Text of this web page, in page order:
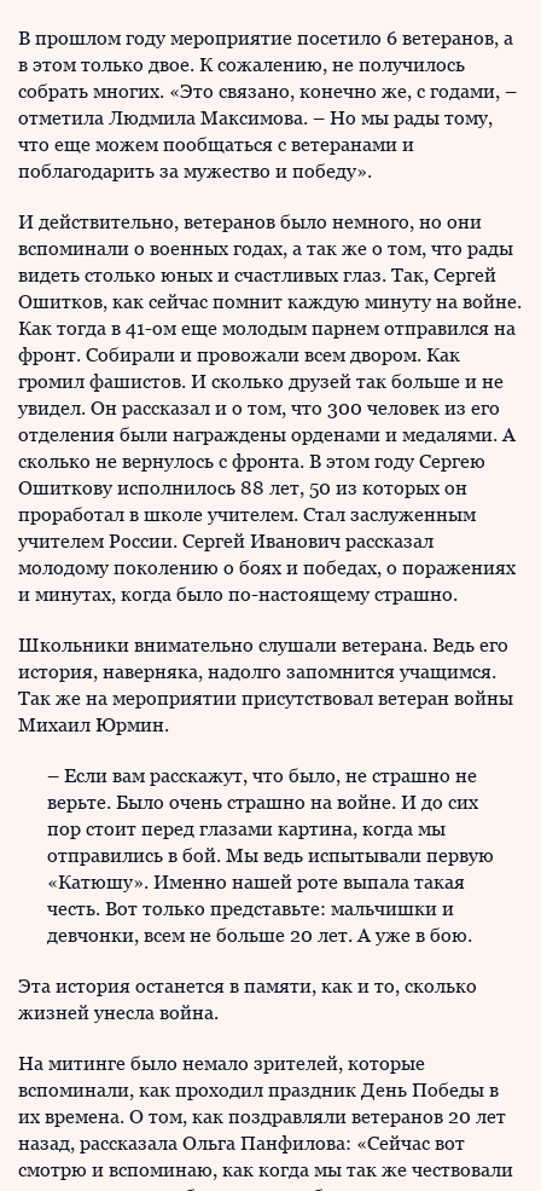
В прошлом году мероприятие посетило 6 ветеранов, а
в этом только двое. К сожалению, не получилось
собрать многих. «Это связано, конечно же, с годами, –
отметила Людмила Максимова. – Но мы рады тому,
что еще можем пообщаться с ветеранами и
поблагодарить за мужество и победу».
И действительно, ветеранов было немного, но они
вспоминали о военных годах, а так же о том, что рады
видеть столько юных и счастливых глаз. Так, Сергей
Ошитков, как сейчас помнит каждую минуту на войне.
Как тогда в 41-ом еще молодым парнем отправился на
фронт. Собирали и провожали всем двором. Как
громил фашистов. И сколько друзей так больше и не
увидел. Он рассказал и о том, что 300 человек из его
отделения были награждены орденами и медалями. А
сколько не вернулось с фронта. В этом году Сергею
Ошиткову исполнилось 88 лет, 50 из которых он
проработал в школе учителем. Стал заслуженным
учителем России. Сергей Иванович рассказал
молодому поколению о боях и победах, о поражениях
и минутах, когда было по-настоящему страшно.
Школьники внимательно слушали ветерана. Ведь его
история, наверняка, надолго запомнится учащимся.
Так же на мероприятии присутствовал ветеран войны
Михаил Юрмин.
– Если вам расскажут, что было, не страшно не
верьте. Было очень страшно на войне. И до сих
пор стоит перед глазами картина, когда мы
отправились в бой. Мы ведь испытывали первую
«Катюшу». Именно нашей роте выпала такая
честь. Вот только представьте: мальчишки и
девчонки, всем не больше 20 лет. А уже в бою.
Эта история останется в памяти, как и то, сколько
жизней унесла война.
На митинге было немало зрителей, которые
вспоминали, как проходил праздник День Победы в
их времена. О том, как поздравляли ветеранов 20 лет
назад, рассказала Ольга Панфилова: «Сейчас вот
смотрю и вспоминаю, как когда мы так же чествовали